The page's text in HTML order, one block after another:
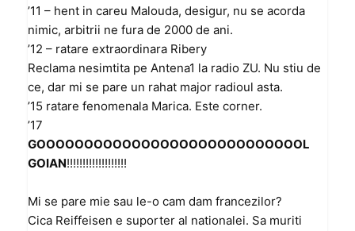
’11 – hent in careu Malouda, desigur, nu se acorda
nimic, arbitrii ne fura de 2000 de ani.
’12 – ratare extraordinara Ribery
Reclama nesimtita pe Antena1 la radio ZU. Nu stiu de
ce, dar mi se pare un rahat major radioul asta.
’15 ratare fenomenala Marica. Este corner.
’17
GOOOOOOOOOOOOOOOOOOOOOOOOOOOOL
GOIAN!!!!!!!!!!!!!!!!!!!
Mi se pare mie sau le-o cam dam francezilor?
Cica Reiffeisen e suporter al nationalei. Sa muriti